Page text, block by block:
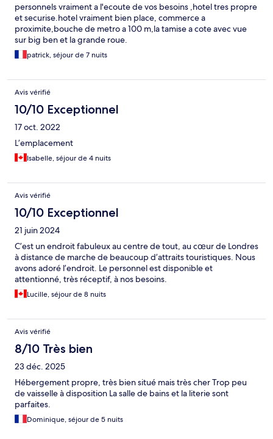
personnels vraiment a l'ecoute de vos besoins ,hotel tres propre
et securise.hotel vraiment bien place, commerce a
proximite,bouche de metro a 100 m,la tamise a cote avec vue
sur big ben et la grande roue.
patrick, séjour de 7 nuits
Avis vérifié
10/10 Exceptionnel
17 oct. 2022
L’emplacement
Isabelle, séjour de 4 nuits
Avis vérifié
10/10 Exceptionnel
21 juin 2024
C’est un endroit fabuleux au centre de tout, au cœur de Londres
à distance de marche de beaucoup d’attraits touristiques. Nous
avons adoré l’endroit. Le personnel est disponible et
attentionné, très réceptif, à nos besoins.
Lucille, séjour de 8 nuits
Avis vérifié
8/10 Très bien
23 déc. 2025
Hébergement propre, très bien situé mais très cher Trop peu
de vaisselle à disposition La salle de bains et la literie sont
parfaites.
Dominique, séjour de 5 nuits